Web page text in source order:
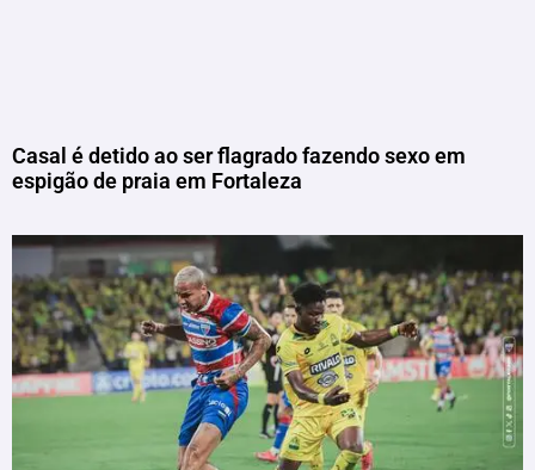
Casal é detido ao ser flagrado fazendo sexo em
espigão de praia em Fortaleza